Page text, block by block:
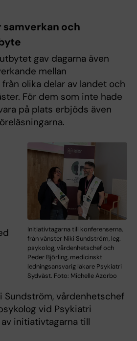
och
gav dagarna även
mellan
olika delar av landet och
För dem som inte hade
på plats erbjöds även
Initiativtagarna till konferenserna,
från vänster Niki Sundström, leg.
psykolog, vårdenhetschef och
Peder Björling, medicinskt
ledningsansvarig läkare Psykiatri
Sydväst. Foto: Michelle Azorbo
Sundström, vårdenhetschef
vid Psykiatri
initiativtagarna till